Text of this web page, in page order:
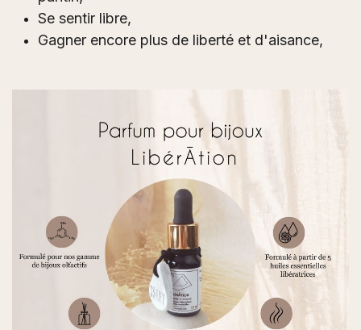
Se sentir libre,
Gagner encore plus de liberté et d'aisance,